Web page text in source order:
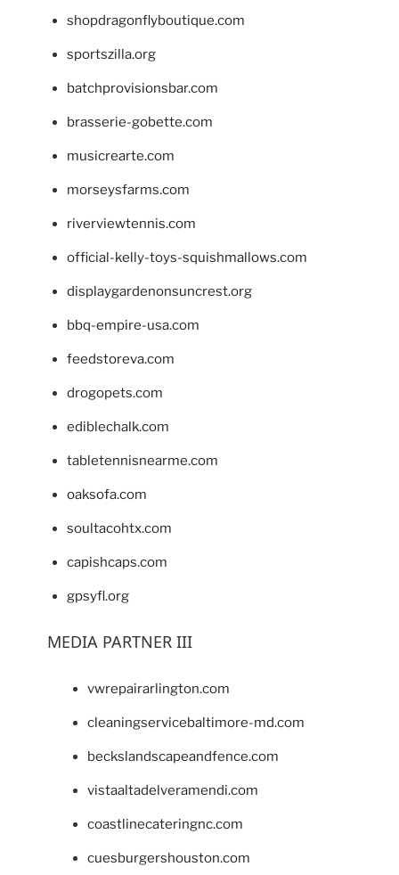
shopdragonflyboutique.com
sportszilla.org
batchprovisionsbar.com
brasserie-gobette.com
musicrearte.com
morseysfarms.com
riverviewtennis.com
official-kelly-toys-squishmallows.com
displaygardenonsuncrest.org
bbq-empire-usa.com
feedstoreva.com
drogopets.com
ediblechalk.com
tabletennisnearme.com
oaksofa.com
soultacohtx.com
capishcaps.com
gpsyfl.org
MEDIA PARTNER III
vwrepairarlington.com
cleaningservicebaltimore-md.com
beckslandscapeandfence.com
vistaaltadelveramendi.com
coastlinecateringnc.com
cuesburgershouston.com